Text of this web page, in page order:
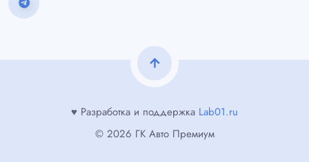
© 2026 ГК Авто Премиум
arrow_upward
♥ Разработка и поддержка Lab01.ru